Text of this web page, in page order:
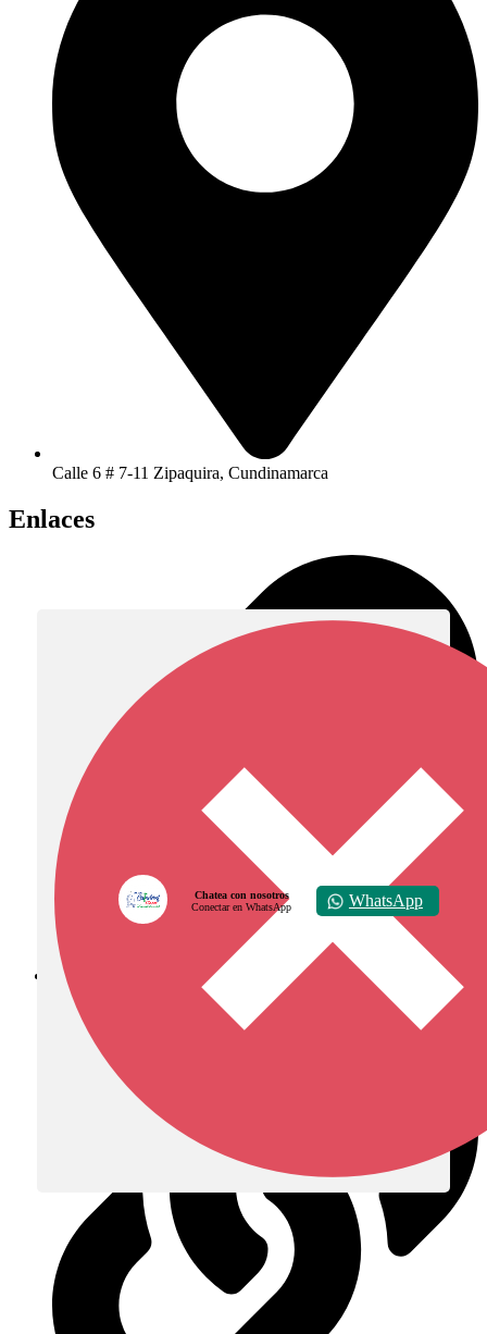
Calle 6 # 7-11 Zipaquira, Cundinamarca
Enlaces
Diócesis de Zipaquirá
Chatea con nosotros
Conectar en WhatsApp
WhatsApp